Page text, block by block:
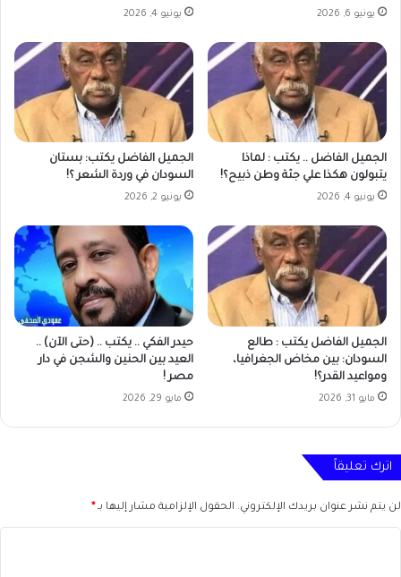
يونيو 6, 2026 يونيو 4, 2026
الجميل الفاضل .. يكتب : لماذا
يتبولون هكذا علي جثة وطن ذبيح؟!
يونيو 4, 2026
الجميل الفاضل يكتب: بستان
السودان في وردة الشعر ؟!
يونيو 2, 2026
الجميل الفاضل يكتب : طالع
السودان: بين مخاض الجغرافيا،
ومواعيد القدر؟!
مايو 31, 2026
حيدر الفكي .. يكتب .. (حتى الآن) ..
العيد بين الحنين والشجن في دار
مصر !
مايو 29, 2026
اترك تعليقاً
لن يتم نشر عنوان بريدك الإلكتروني. الحقول الإلزامية مشار إليها بـ *